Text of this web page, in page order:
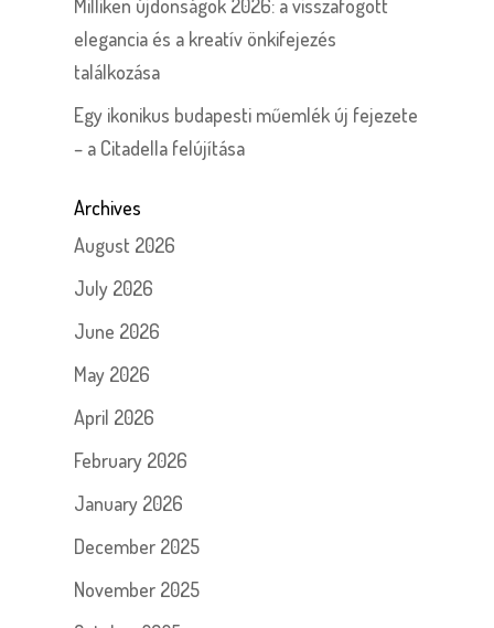
Milliken újdonságok 2026: a visszafogott
elegancia és a kreatív önkifejezés
találkozása
Egy ikonikus budapesti műemlék új fejezete
– a Citadella felújítása
Archives
August 2026
July 2026
June 2026
May 2026
April 2026
February 2026
January 2026
December 2025
November 2025